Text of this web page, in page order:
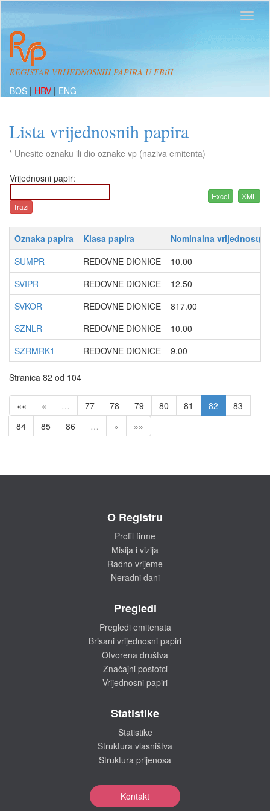
REGISTAR VRIJEDNOSNIH PAPIRA U FBiH
BOS | HRV | ENG
Lista vrijednosnih papira
* Unesite oznaku ili dio oznake vp (naziva emitenta)
Vrijednosni papir:
Oznaka papira Klasa papira
Nominalna
SUMPR
REDOVNE DIONICE
10.00
SVIPR
REDOVNE DIONICE
12.50
SVKOR
REDOVNE DIONICE
817.00
SZNLR
REDOVNE DIONICE
10.00
SZRMRK1
REDOVNE DIONICE 9.00
Stranica 82 od 104
«« « … 77 78 79 80 81 82
83
84
85 86 … » »»
O Registru
Profil firme
Misija i vizija
Radno vrijeme
Neradni dani
Pregledi
Pregledi emitenata
Brisani vrijednosni papiri
Otvorena društva
Značajni postotci
Vrijednosni papiri
Statistike
Statistike
Struktura vlasništva
Struktura prijenosa
Kontakt